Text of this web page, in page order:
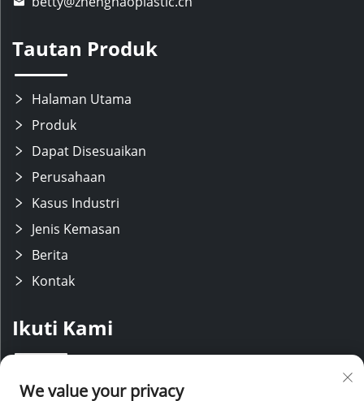
Tautan Produk
Halaman Utama
Produk
Dapat Disesuaikan
Perusahaan
Kasus Industri
Jenis Kemasan
Berita
Kontak
Ikuti Kami
modern, didukung oleh staf penjualan dan layanan purna jual yang
We value your privacy